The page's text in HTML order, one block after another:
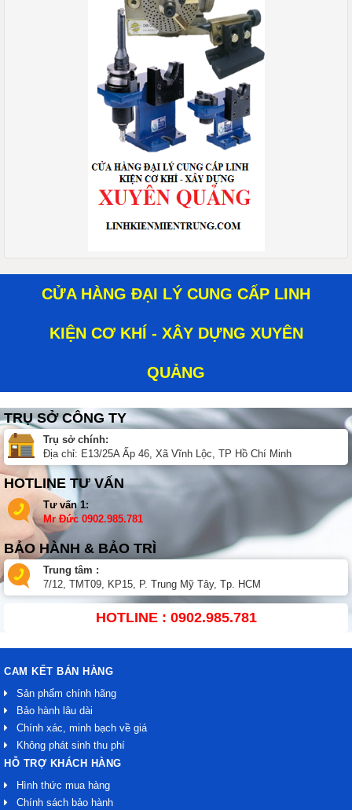
CỬA HÀNG ĐẠI LÝ CUNG CẤP LINH
KIỆN CƠ KHÍ - XÂY DỰNG XUYÊN
QUẢNG
TRỤ SỞ CÔNG TY
Trụ sở chính:
Địa chỉ: E13/25A Ấp 46, Xã Vĩnh Lộc, TP Hồ Chí Minh
HOTLINE TƯ VẤN
Tư vấn 1:
Mr Đức 0902.985.781
BẢO HÀNH & BẢO TRÌ
Trung tâm :
7/12, TMT09, KP15, P. Trung Mỹ Tây, Tp. HCM
HOTLINE : 0902.985.781
CAM KẾT BÁN HÀNG
Sản phẩm chính hãng
Bảo hành lâu dài
Chính xác, minh bạch về giá
Không phát sinh thu phí
HỖ TRỢ KHÁCH HÀNG
Hình thức mua hàng
Chính sách bảo hành